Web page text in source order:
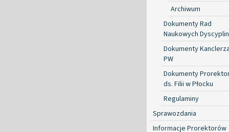
Archiwum
Dokumenty Rad
Naukowych Dyscyplin
Dokumenty
PW
Dokumenty
ds. Filii w Płocku
Regulaminy
Sprawozdania
Informacje Prorektorów